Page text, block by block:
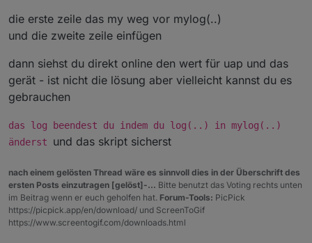
die erste zeile das my weg vor mylog(..)
und die zweite zeile einfügen
dann siehst du direkt online den wert für uap und das
gerät - ist nicht die lösung aber vielleicht kannst du es
gebrauchen
das log beendest du indem du log(..) in mylog(..)
änderst und das skript sicherst
nach einem gelösten Thread wäre es sinnvoll dies in der Überschrift des
ersten Posts einzutragen [gelöst]-... Bitte benutzt das Voting rechts unten
im Beitrag wenn er euch geholfen hat. Forum-Tools: PicPick
https://picpick.app/en/download/ und ScreenToGif
https://www.screentogif.com/downloads.html